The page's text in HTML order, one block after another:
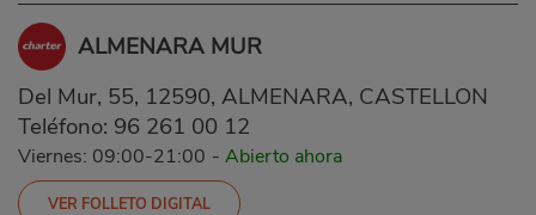
ALMENARA MUR
Del Mur, 55, 12590, ALMENARA, CASTELLON
Teléfono: 96 261 00 12
Viernes: 09:00-21:00 - Abierto ahora
VER FOLLETO DIGITAL